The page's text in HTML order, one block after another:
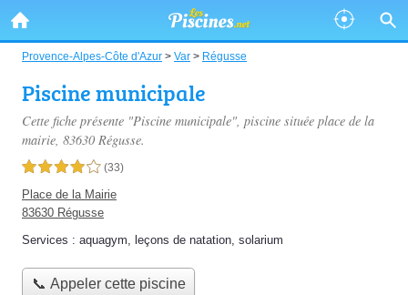
Provence-Alpes-Côte d'Azur > Var > Régusse
Piscine municipale
Cette fiche présente "Piscine municipale", piscine située place de la
mairie, 83630 Régusse.
4,0 étoiles sur 5 (33)
Place de la Mairie
83630 Régusse
Services : aquagym, leçons de natation, solarium
📞 Appeler cette piscine